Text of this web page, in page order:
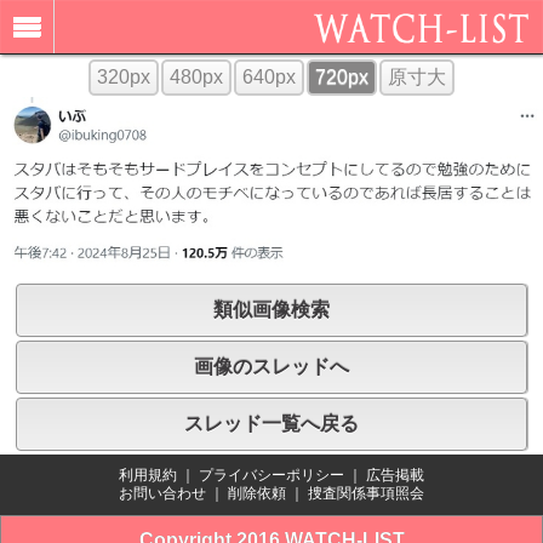
320px 480px 640px 720px 原寸大
類似画像検索
画像のスレッドへ
スレッド一覧へ戻る
利用規約 ｜ プライバシーポリシー ｜ 広告掲載
お問い合わせ ｜ 削除依頼 ｜ 捜査関係事項照会